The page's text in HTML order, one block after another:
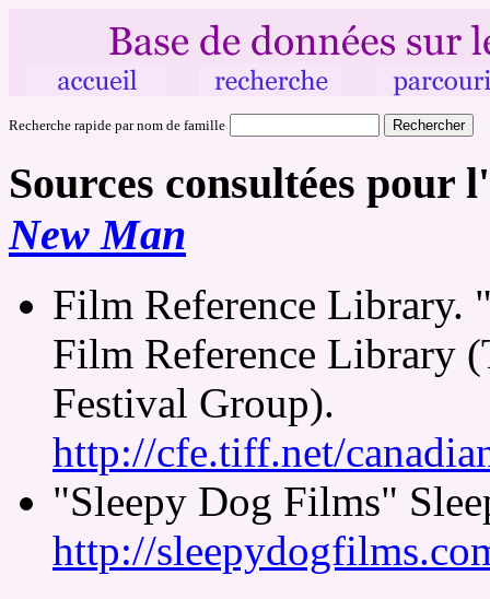
Recherche rapide par nom de famille
Sources consultées
New Man
Film Reference Library.
Film Reference Library
Festival Group).
http://cfe.tiff.net/
"Sleepy Dog Films"
http://